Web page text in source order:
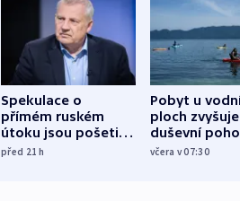
Spekulace o
přímém ruském
útoku jsou pošetilé,
míní estonský
před 21h
Pobyt u
ploch zvyšuje
duševní
ukázala
včera v 07:30